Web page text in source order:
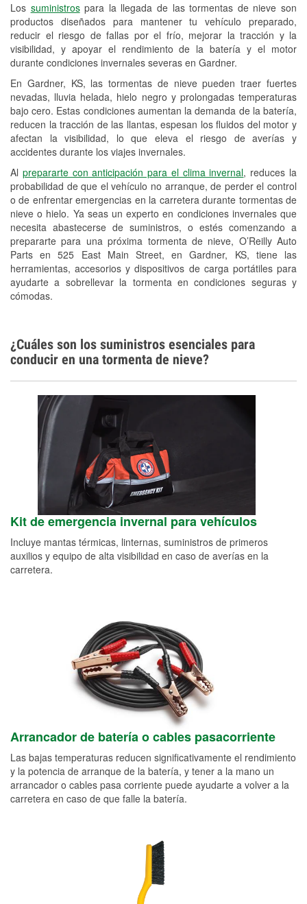
Los suministrospara la llegada de las tormentas de nieve son
productos diseñados para mantener tu vehículo preparado,
reducir el riesgo de fallas por el frío, mejorar la tracción y la
visibilidad, y apoyar el rendimiento de la batería y el motor
durante condiciones invernales severas en Gardner.
En Gardner, KS, las tormentas de nieve pueden traer fuertes
nevadas, lluvia helada, hielo negro y prolongadas temperaturas
bajo cero. Estas condiciones aumentan la demanda de la batería,
reducen la tracción de las llantas, espesan los fluidos del motor y
afectan la visibilidad, lo que eleva el riesgo de averías y
accidentes durante los viajes invernales.
Al prepararte con anticipación para el clima invernal, reduces la
probabilidad de que el vehículo no arranque, de perder el control
o de enfrentar emergencias en la carretera durante tormentas de
nieve o hielo. Ya seas un experto en condiciones invernales que
necesita abastecerse de suministros, o estés comenzando a
prepararte para una próxima tormenta de nieve, O’Reilly Auto
Parts en 525 East Main Street, en Gardner, KS, tiene las
herramientas, accesorios y dispositivos de carga portátiles para
ayudarte a sobrellevar la tormenta en condiciones seguras y
cómodas.
Reciclaje de baterías y aceite
Instalación de bombillas de faros
Instalación de limpiaparabrisas
Programa de Préstamo de
Herramientas
Rectificación de tambores y discos de
freno
Mangueras hidráulicas a la medida
Snowstorm Supplies
Tornado Supplies
Conoce más
¿Cuáles son los suministros esenciales para
conducir en una tormenta de nieve?
Kit de emergencia invernal para vehículos
Incluye mantas térmicas, linternas, suministros de primeros
auxilios y equipo de alta visibilidad en caso de averías en la
carretera.
Arrancador de batería o cables pasacorriente
Las bajas temperaturas reducen significativamente el rendimiento
y la potencia de arranque de la batería, y tener a la mano un
arrancador o cables pasa corriente puede ayudarte a volver a la
carretera en caso de que falle la batería.